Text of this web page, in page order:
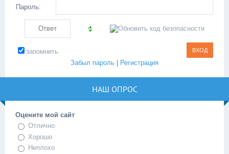
Пароль:
запомнить
Забыл пароль
Регистрация
НАШ ОПРОС
Оцените мой сайт
Отлично
Хорошо
Неплохо